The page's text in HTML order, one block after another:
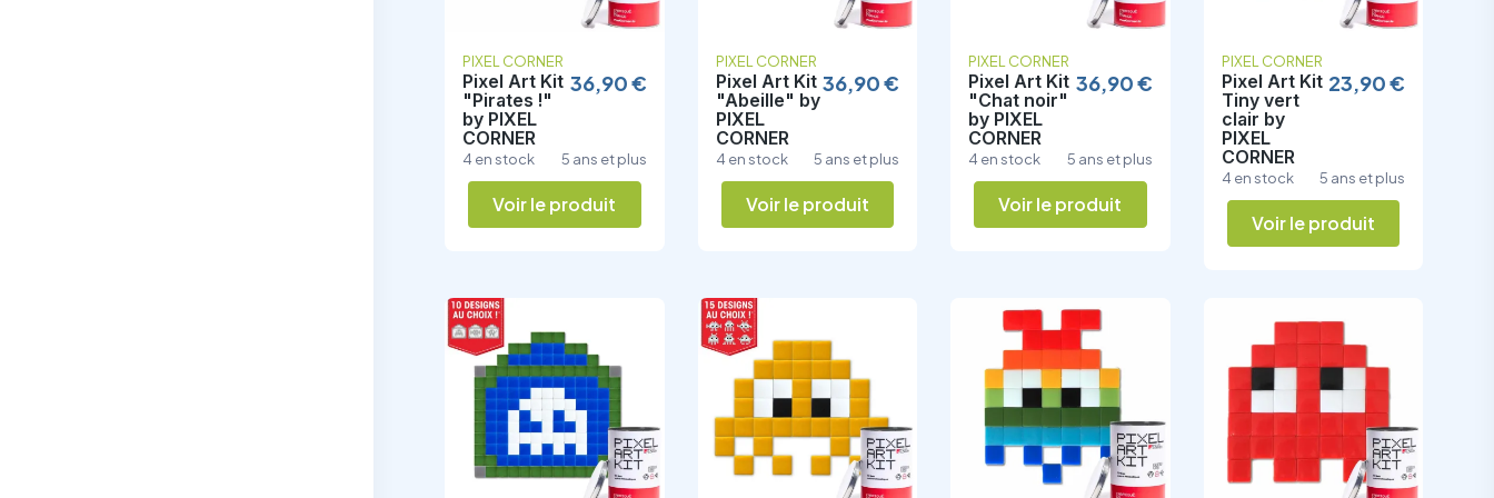
PIXEL CORNER
Pixel Art Kit
"Pirates !"
by PIXEL
CORNER
4 en stock
36,90 €
5 ans et plus
Voir le produit
PIXEL CORNER
Pixel Art Kit
"Abeille" by
PIXEL
CORNER
4 en stock
36,90 €
5 ans et plus
Voir le produit
PIXEL CORNER
Pixel Art Kit
"Chat noir"
by PIXEL
CORNER
4 en stock
36,90 €
5 ans et plus
Voir le produit
PIXEL CORNER
Pixel Art Kit
Tiny vert
clair by
PIXEL
CORNER
4 en stock
23,90 €
5 ans et plus
Voir le produit